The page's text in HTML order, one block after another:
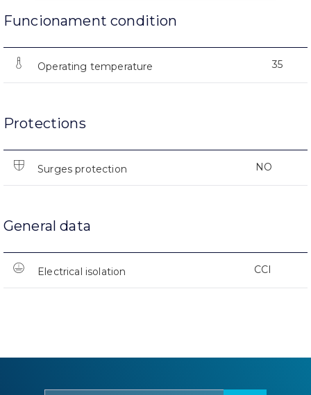
Funcionament condition
Operating temperature 35
Protections
Surges protection NO
General data
Electrical isolation CCI